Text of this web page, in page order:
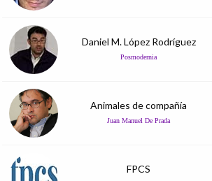
Daniel M. López Rodríguez
Posmodernia
Animales de compañía
Juan Manuel De Prada
FPCS